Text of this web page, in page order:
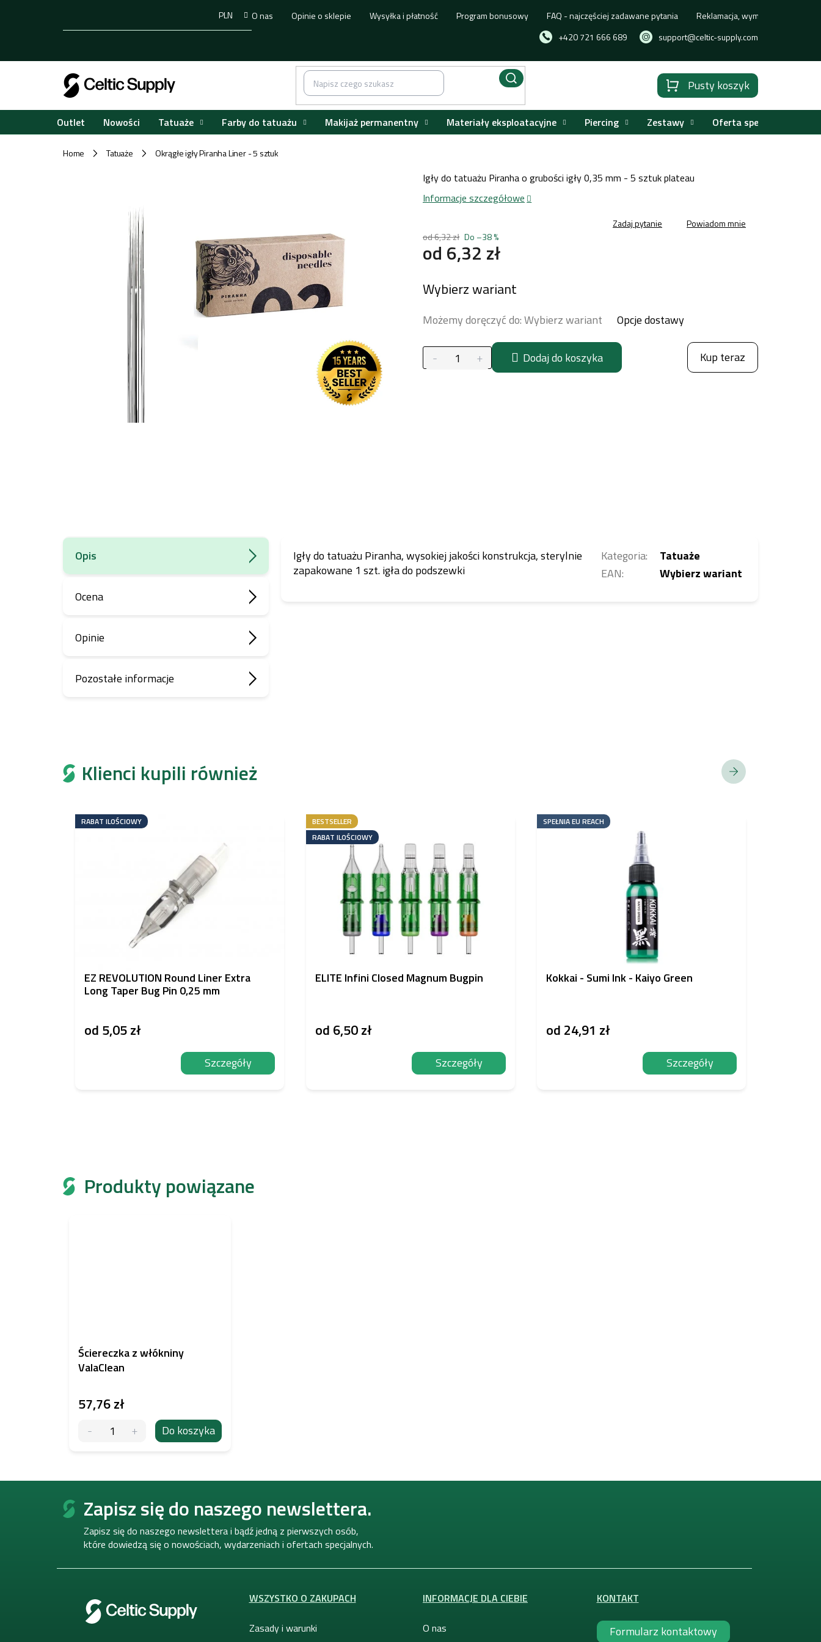
+420 721 666 689 support@celtic-supply.com
O nas Opinie o sklepie Wysyłka i płatność Program bonusowy FAQ - najczęściej zadawane pytania Reklamacja, wymiana lub zwrot
PLN
KoszykPusty koszyk
Outlet Nowości Tatuaże Farby do tatuażu Makijaż permanentny Materiały eksploatacyjne Piercing Zestawy Oferta specjalna
Home / Tatuaże / Okrągłe igły Piranha Liner - 5 sztuk
od 6,32 zł Do –38 %
od 6,32 zł
jednostkowa:
Wybierz wariant
Możemy doręczyć do:Wybierz wariant Opcje dostawy
Dodaj do koszyka Kup teraz
Igły do tatuażu Piranha o grubości igły 0,35 mm - 5 sztuk plateau
Informacje szczegółowe
Zadaj pytanie Powiadom mnie
Produkty powiązane
Ściereczka z włókniny
ValaClean
57,76 zł
Do koszyka
Opis
Ocena
Opinie
Pozostałe informacje
Igły do tatuażu Piranha, wysokiej jakości konstrukcja, sterylnie
zapakowane 1 szt. igła do podszewki
Kategoria:
Tatuaże
EAN: Wybierz wariant
Klienci kupili również
RABAT ILOŚCIOWY
EZ REVOLUTION Round Liner Extra
Long Taper Bug Pin 0,25 mm
od 5,05 zł
Szczegóły
BESTSELLER
RABAT ILOŚCIOWY
ELITE Infini Closed Magnum Bugpin
od 6,50 zł
Szczegóły
SPEŁNIA EU REACH
Kokkai - Sumi Ink - Kaiyo Green
od 24,91 zł
Szczegóły
S
Zapisz się do naszego newslettera.
Zapisz się do naszego newslettera i bądź jedną z pierwszych osób,
które dowiedzą się o nowościach, wydarzeniach i ofertach specjalnych.
WSZYSTKO O ZAKUPACH
Zasady i warunki
INFORMACJE DLA CIEBIE
O nas
KONTAKT
Formularz kontaktowy